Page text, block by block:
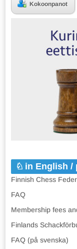
Kokoonpanot
in English /
Finnish Chess
FAQ
Membership fees
Finlands
FAQ (på svenska)